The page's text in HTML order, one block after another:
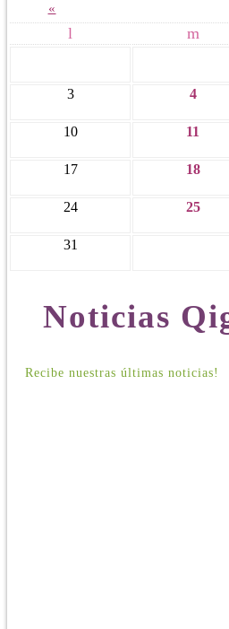
«
l m
3 4
10 11
17 18
24 25
31
Noticias
Recibe nuestras últimas noticias!